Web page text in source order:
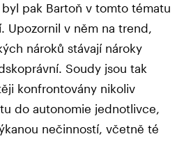
pak Bartoň v tomto tématu
Upozornil v něm na trend,
nároků stávají nároky
Soudy jsou tak
konfrontovány nikoliv
do autonomie jednotlivce,
nečinností, včetně té